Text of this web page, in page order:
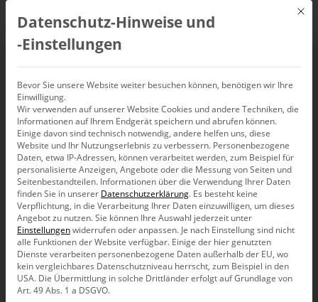
Bella berät.
Visualisierung und Business
Intelligence.
Mit
Datenschutz-Hinweise und
‑Einstellungen
Bevor Sie unsere Website weiter besuchen können, benötigen wir Ihre
Einwilligung.
Wir verwenden auf unserer Website Cookies und andere Techniken, die
Informationen auf Ihrem Endgerät speichern und abrufen können.
Einige davon sind technisch notwendig, andere helfen uns, diese
Website und Ihr Nutzungserlebnis zu verbessern. Personenbezogene
Daten, etwa IP-Adressen, können verarbeitet werden, zum Beispiel für
personalisierte Anzeigen, Angebote oder die Messung von Seiten und
Seitenbestandteilen. Informationen über die Verwendung Ihrer Daten
finden Sie in unserer Datenschutzerklärung. Es besteht keine
Verpflichtung, in die Verarbeitung Ihrer Daten einzuwilligen, um dieses
Angebot zu nutzen.Sie können Ihre Auswahl jederzeit unter
Einstellungenwiderrufen oder anpassen. Je nach Einstellung sind nicht
alle Funktionen der Website verfügbar. Einige der hier genutzten
Dienste verarbeiten personenbezogene Daten außerhalb der EU, wo
kein vergleichbares Datenschutzniveau herrscht, zum Beispiel in den
USA. Die Übermittlung in solche Drittländer erfolgt auf Grundlage von
Art. 49 Abs. 1 a DSGVO.